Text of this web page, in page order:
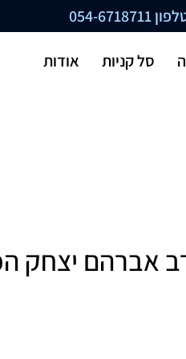
054-6718711
סל קניות אודות
אברהם יצחק